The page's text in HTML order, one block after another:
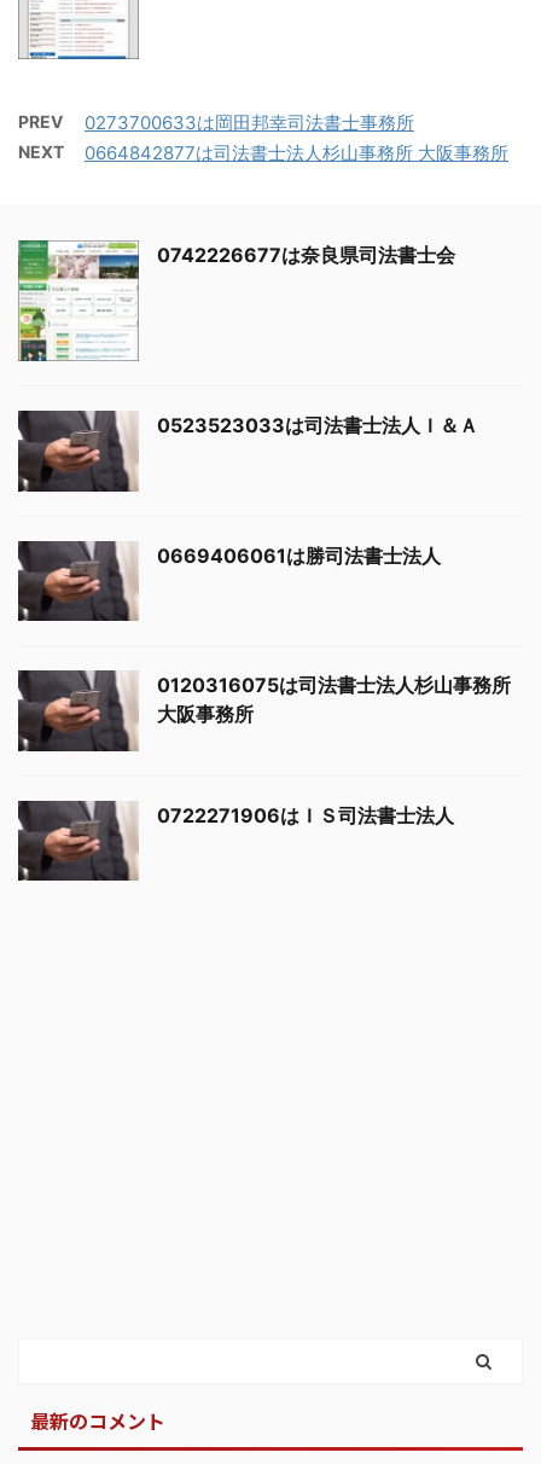
PREV 0273700633は岡田邦幸司法書士事務所
NEXT 0664842877は司法書士法人杉山事務所 大阪事務所
0742226677は奈良県司法書士会
0523523033は司法書士法人Ｉ＆Ａ
0669406061は勝司法書士法人
0120316075は司法書士法人杉山事務所
大阪事務所
0722271906はＩＳ司法書士法人
最新のコメント